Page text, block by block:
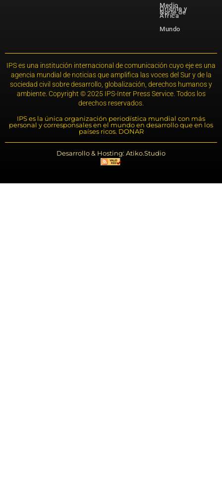
Medio
Oriente y
Norte de
África
Mundo
IPS es una institución internacional de comunicación cuyo eje es una
agencia mundial de noticias que amplifica las voces del Sur y de la
sociedad civil sobre desarrollo, globalización, derechos humanos y
ambiente. Copyright © 2025 IPS-Inter Press Service. Todos los
derechos reservados.
IPS es la única organización periodística mundial con más
personal y corresponsales en el mundo en desarrollo que en los
países ricos. DONAR
Desarrollo & Hosting: Atiko.Studio